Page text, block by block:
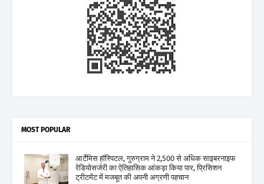
MOST POPULAR
आर्टेमिस हॉस्पिटल, गुरुग्राम ने 2,500 से अधिक साइबरनाइफ
रेडियोसर्जरी का ऐतिहासिक आंकड़ा किया पार, प्रिसिशन
ट्रीटमेंट में मजबूत की अपनी अग्रणी पहचान